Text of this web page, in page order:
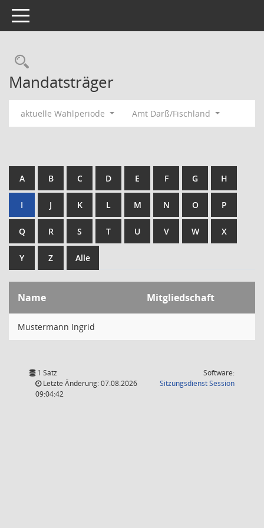
Toggle navigation
Rechercheauswahl
Mandatsträger
aktuelle Wahlperiode Amt Darß/Fischland
A B C D E F G H
I J K L M N O P
Q R S T U V W X
Y Z Alle
Name Mitgliedschaft
Mustermann Ingrid
1 Satz
Letzte Änderung: 07.08.2026
09:04:42
Software:
SitzungsdienstSession(Wird in